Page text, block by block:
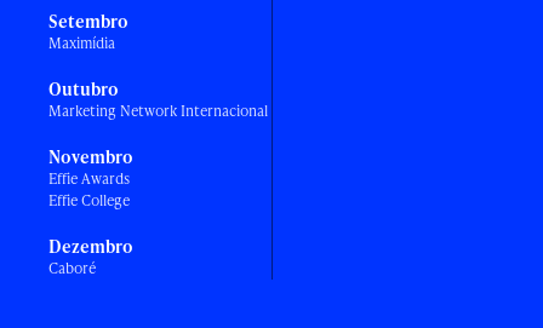
Setembro
Maximídia
Outubro
Marketing Network Internacional
Novembro
Effie Awards
Effie College
Dezembro
Caboré